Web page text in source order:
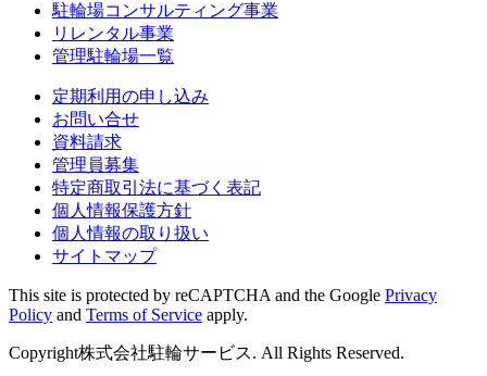
駐輪場コンサルティング事業
リレンタル事業
管理駐輪場一覧
定期利用の申し込み
お問い合せ
資料請求
管理員募集
特定商取引法に基づく表記
個人情報保護方針
個人情報の取り扱い
サイトマップ
This site is protected by reCAPTCHA and the Google Privacy
Policy and Terms of Service apply.
Copyright株式会社駐輪サービス. All Rights Reserved.